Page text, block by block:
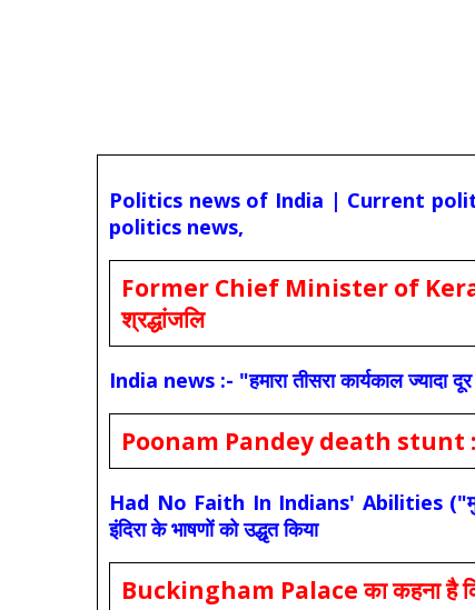
Politics news of India | Current
politics news,
Former Chief Minister of
श्रद्धांजलि
India news :- "हमारा तीसरा कार्यकाल
Poonam Pandey death stunt :-
Had No Faith In Indians' Abilities ("मुझे
इंदिरा के भाषणों को उद्धृत किया
Buckingham Palace का कहना है कि